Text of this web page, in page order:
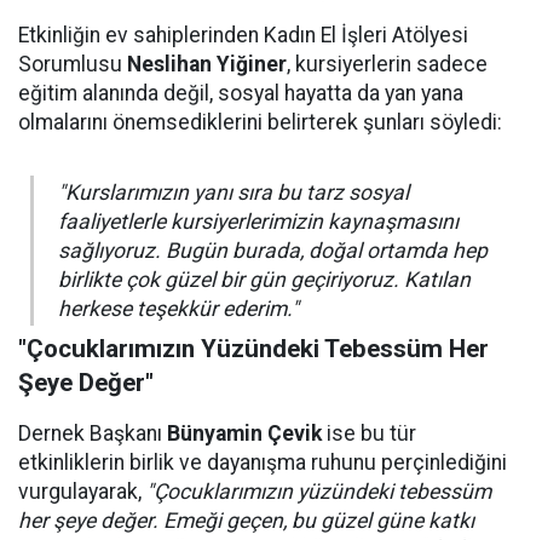
Etkinliğin ev sahiplerinden Kadın El İşleri Atölyesi
Sorumlusu Neslihan Yiğiner, kursiyerlerin sadece
eğitim alanında değil, sosyal hayatta da yan yana
olmalarını önemsediklerini belirterek şunları söyledi:
"Kurslarımızın yanı sıra bu tarz sosyal
faaliyetlerle kursiyerlerimizin kaynaşmasını
sağlıyoruz. Bugün burada, doğal ortamda hep
birlikte çok güzel bir gün geçiriyoruz. Katılan
herkese teşekkür ederim."
"Çocuklarımızın Yüzündeki Tebessüm Her
Şeye Değer"
Dernek Başkanı Bünyamin Çevikise bu tür
etkinliklerin birlik ve dayanışma ruhunu perçinlediğini
vurgulayarak, "Çocuklarımızın yüzündeki tebessüm
her şeye değer. Emeği geçen, bu güzel güne katkı